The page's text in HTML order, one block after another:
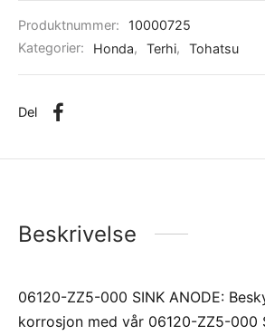
Produktnummer:
10000725
Kategorier:
Honda, Terhi, Tohatsu
Del
Beskrivelse
06120-ZZ5-000 SINK ANODE:
korrosjon med vår 06120-ZZ5-000